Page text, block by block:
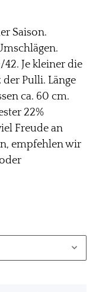
Saison.
42. Je kleiner die
der Pulli. Länge
ca. 60 cm.
22%
Freude an
empfehlen wir